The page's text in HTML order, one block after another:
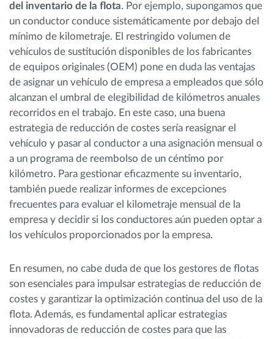
del inventario de la flota. Por ejemplo, supongamos que
un conductor conduce sistemáticamente por debajo del
mínimo de kilometraje. El restringido volumen de
vehículos de sustitución disponibles de los fabricantes
de equipos originales (OEM) pone en duda las ventajas
de asignar un vehículo de empresa a empleados que sólo
alcanzan el umbral de elegibilidad de kilómetros anuales
recorridos en el trabajo. En este caso, una buena
estrategia de reducción de costes sería reasignar el
vehículo y pasar al conductor a una asignación mensual o
a un programa de reembolso de un céntimo por
kilómetro. Para gestionar eficazmente su inventario,
también puede realizar informes de excepciones
frecuentes para evaluar el kilometraje mensual de la
empresa y decidir si los conductores aún pueden optar a
los vehículos proporcionados por la empresa.
En resumen, no cabe duda de que los gestores de flotas
son esenciales para impulsar estrategias de reducción de
costes y garantizar la optimización continua del uso de la
flota. Además, es fundamental aplicar estrategias
innovadoras de reducción de costes para que las